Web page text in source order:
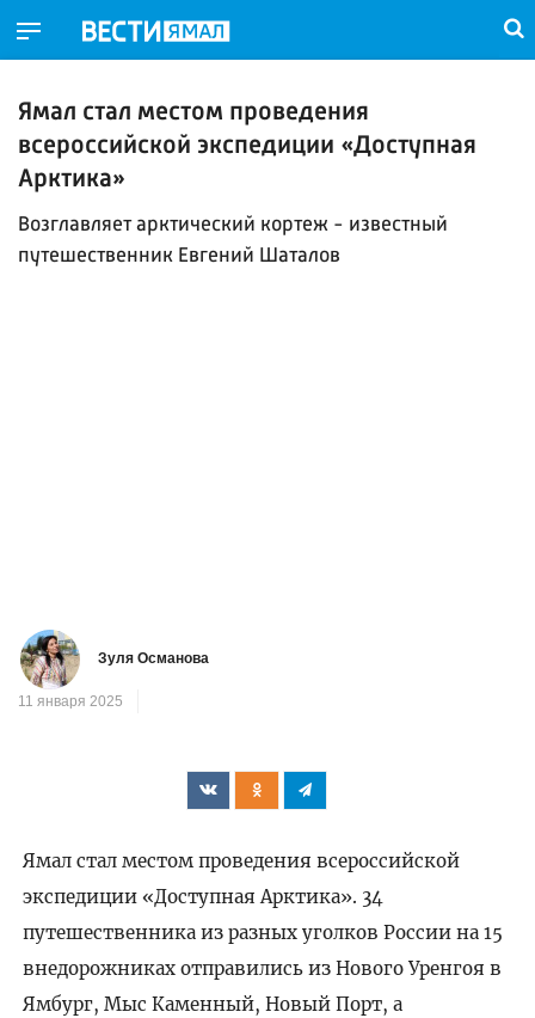
Ямал стал местом проведения
всероссийской экспедиции «Доступная
Арктика»
Возглавляет арктический кортеж - известный
путешественник Евгений Шаталов
Зуля Османова
11 января 2025
Ямал стал местом проведения всероссийской
экспедиции «Доступная Арктика». 34
путешественника из разных уголков России на 15
внедорожниках отправились из Нового Уренгоя в
Ямбург, Мыс Каменный, Новый Порт, а